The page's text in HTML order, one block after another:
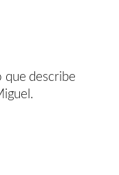
que describe